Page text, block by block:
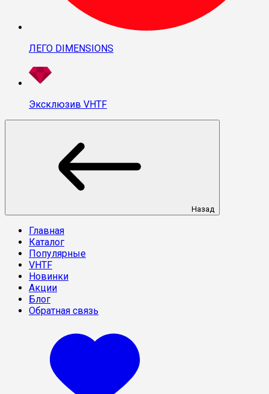
ЛЕГО DIMENSIONS
Эксклюзив VHTF
Назад
Главная
Каталог
Популярные
VHTF
Новинки
Акции
Блог
Обратная связь